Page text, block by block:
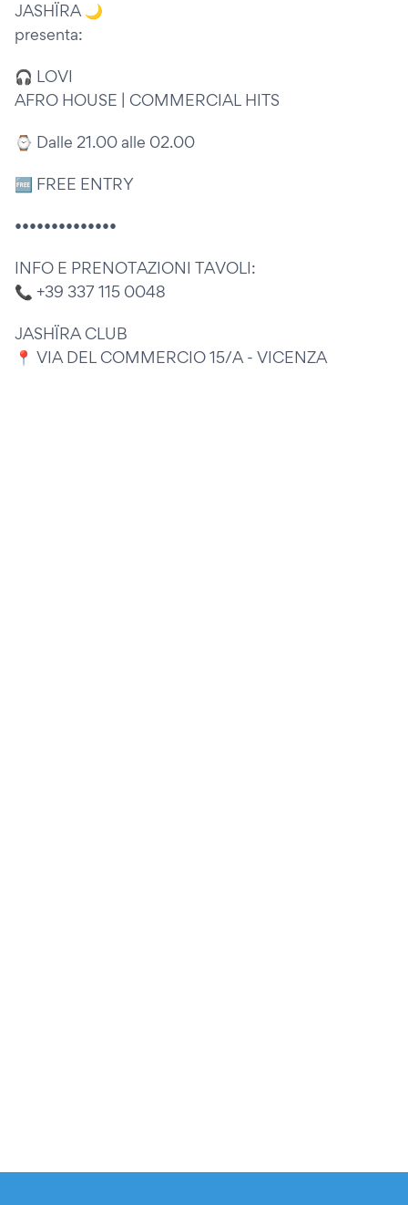
JASHÏRA 🌙
presenta:
🎧 LOVI
AFRO HOUSE | COMMERCIAL HITS
⌚️ Dalle 21.00 alle 02.00
🆓 FREE ENTRY
••••••••••••••
INFO E PRENOTAZIONI TAVOLI:
📞 +39 337 115 0048
JASHÏRA CLUB
📍 VIA DEL COMMERCIO 15/A - VICENZA